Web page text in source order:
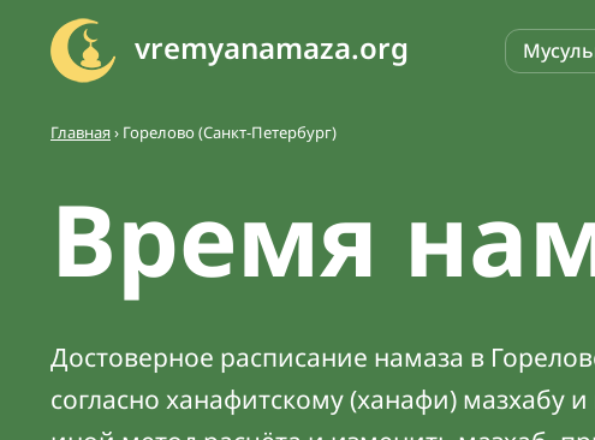
vremyanamaza.org
Главная› Горелово (Санкт-Петербург)
Время
Достоверное расписание намаза в
согласно ханафитскому (ханафи) мазхабу